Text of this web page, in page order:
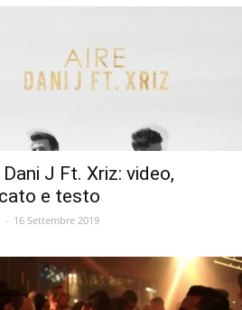
J Ft. Xriz: video,
e testo
- 16 Settembre 2019